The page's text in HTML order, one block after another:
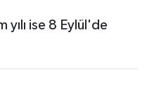
ise 8 Eylül'de